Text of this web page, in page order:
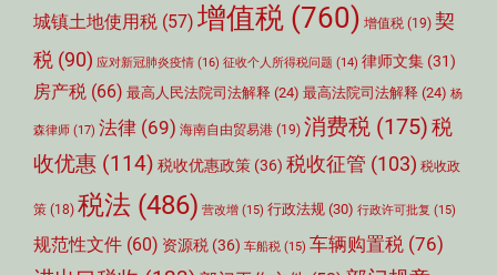
城镇土地使用税 (57) 增值税 (760) 增值税 (19) 契
税 (90) 应对新冠肺炎疫情 (16) 征收个人所得税问题 (14) 律师文集 (31)
房产税 (66) 最高人民法院司法解释 (24) 最高法院司法解释 (24) 杨
森律师 (17) 法律 (69) 海南自由贸易港 (19) 消费税 (175)税
收优惠 (114) 税收优惠政策 (36) 税收征管 (103) 税收政
策 (18) 税法 (486) 营改增 (15) 行政法规 (30) 行政许可批复 (15)
规范性文件 (60) 资源税 (36) 车船税 (15) 车辆购置税 (76)